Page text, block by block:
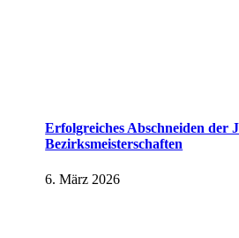
Erfolgreiches Abschneiden der
Bezirksmeisterschaften
6. März 2026